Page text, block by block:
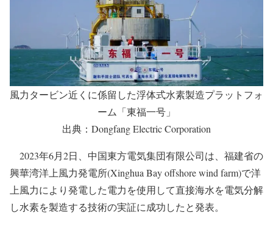
風力タービン近くに係留した浮体式水素製造プラットフォ
ーム「東福一号」
出典：Dongfang Electric Corporation
2023年6月2日、中国東方電気集団有限公司は、福建省の
興華湾洋上風力発電所(Xinghua Bay offshore wind farm)で洋
上風力により発電した電力を使用して直接海水を電気分解
し水素を製造する技術の実証に成功したと発表。